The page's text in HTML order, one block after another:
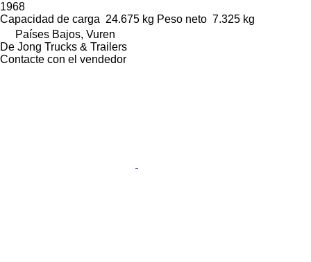
1968
Capacidad de carga 24.675 kg Peso neto 7.325 kg
Países Bajos, Vuren
De Jong Trucks & Trailers
Contacte con el vendedor